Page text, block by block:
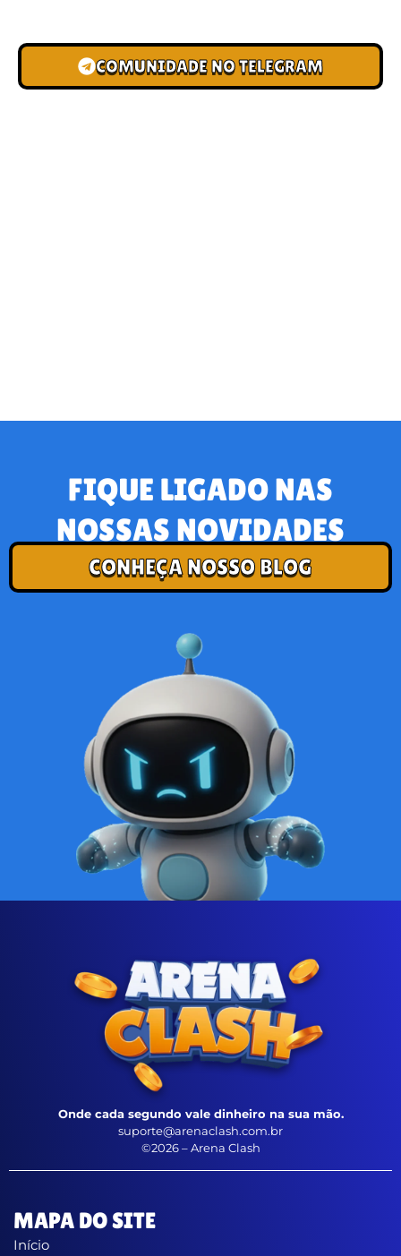
COMUNIDADE NO TELEGRAM
FIQUE LIGADO NAS
NOSSAS NOVIDADES
CONHEÇA NOSSO BLOG
Onde cada segundo vale dinheiro na sua mão.
suporte@arenaclash.com.br
©2026 – Arena Clash
MAPA DO SITE
Início